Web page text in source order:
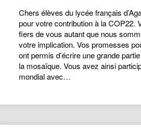
Chers élèves du lycée français
pour votre contribution à la COP22.
fiers de vous autant que nous
votre implication. Vos promesses
ont permis d’écrire une grande
la mosaïque. Vous avez ainsi
mondial avec…